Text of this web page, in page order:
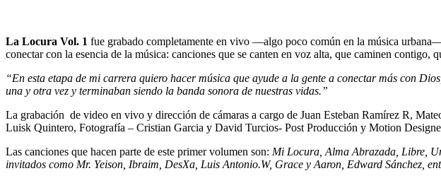
La Locura Vol. 1 fue grabado completamente en vivo —algo poco común en la música
conectar con la esencia de la música: canciones que se canten en voz alta, que caminen contigo,
“En esta etapa de mi carrera quiero hacer música que ayude a la gente a conectar más con
una y otra vez y terminaban siendo la banda sonora de nuestras vidas.”
La grabación de video en vivo y dirección de cámaras a cargo de Juan Esteban Ramírez R,
Luisk Quintero, Fotografía – Cristian Garcia y David Turcios- Post Producción y Motion
Las canciones que hacen parte de este primer volumen son: Mi Locura, Alma Abrazada, Libre,
invitados como Mr. Yeison, Ibraim, DesXa, Luis Antonio.W, Grace y Aaron, Edward Sánchez,